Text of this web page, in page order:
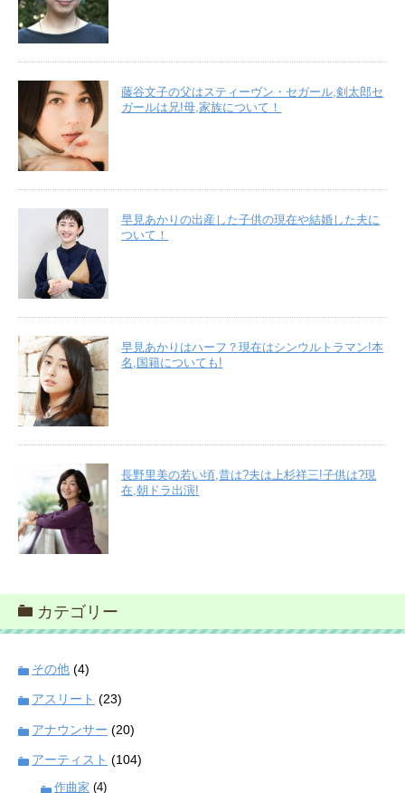
藤谷文子の父はスティーヴン・セガール,剣太郎セ
ガールは兄!母,家族について！
早見あかりの出産した子供の現在や結婚した夫に
ついて！
早見あかりはハーフ？現在はシンウルトラマン!本
名,国籍についても!
長野里美の若い頃,昔は?夫は上杉祥三!子供は?現
在,朝ドラ出演!
カテゴリー
その他 (4)
アスリート (23)
アナウンサー (20)
アーティスト (104)
作曲家 (4)